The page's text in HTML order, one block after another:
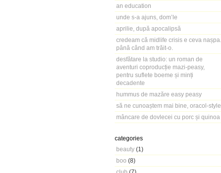
an education
unde s-a ajuns, dom’le
aprilie, după apocalipsă
credeam că midlife crisis e ceva nașpa.
până când am trăit-o.
desfătare la studio: un roman de
aventuri coproducție mazi-peasy,
pentru suflete boeme și minți
decadente
hummus de mazăre easy peasy
să ne cunoaștem mai bine, oracol-style
mâncare de dovlecei cu porc și quinoa
categories
beauty (1)
boo (8)